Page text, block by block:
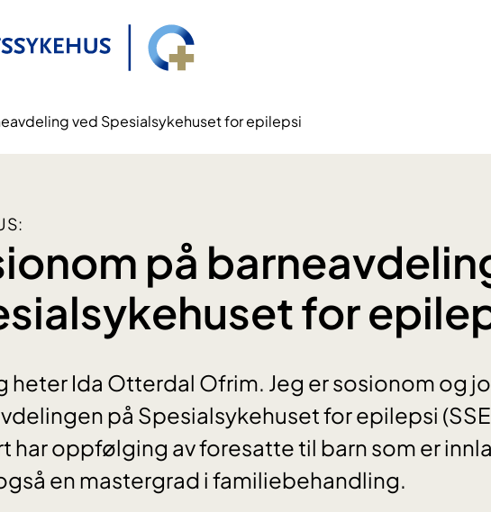
ved Spesialsykehuset for epilepsi
på
for
heter Ida Otterdal Ofrim. Jeg er sosionom og
på Spesialsykehuset for epilepsi
har oppfølging av foresatte til barn som er
en mastergrad i familiebehandling.